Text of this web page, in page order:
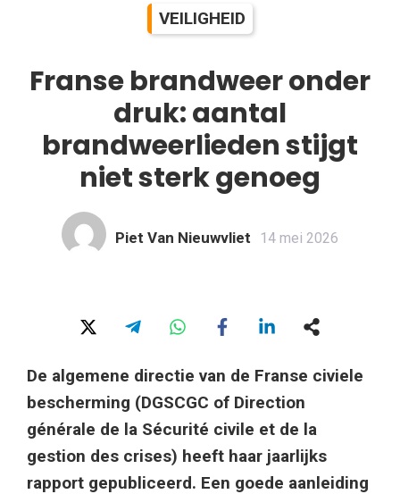
VEILIGHEID
Franse brandweer onder
druk: aantal
brandweerlieden stijgt
niet sterk genoeg
Piet Van Nieuwvliet 14 mei 2026
De algemene directie van de Franse civiele
bescherming (DGSCGC of Direction
générale de la Sécurité civile et de la
gestion des crises) heeft haar jaarlijks
rapport gepubliceerd. Een goede aanleiding